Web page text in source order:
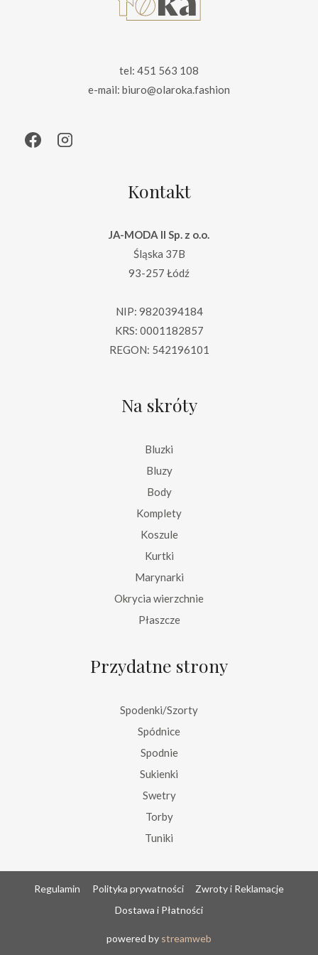
tel: 451 563 108
e-mail: biuro@olaroka.fashion
Kontakt
JA-MODA II Sp. z o.o.
Śląska 37B
93-257 Łódź
NIP: 9820394184
KRS: 0001182857
REGON: 542196101
Na skróty
Bluzki
Bluzy
Body
Komplety
Koszule
Kurtki
Marynarki
Okrycia wierzchnie
Płaszcze
Przydatne strony
Spodenki/Szorty
Spódnice
Spodnie
Sukienki
Swetry
Torby
Tuniki
Regulamin Polityka prywatności
Zwroty i Reklamacje
Dostawa i Płatności
powered by streamweb